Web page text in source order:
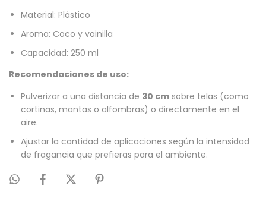
Material: Plástico
Aroma: Coco y vainilla
Capacidad: 250 ml
Recomendaciones de uso:
Pulverizar a una distancia de 30 cm sobre telas (como
cortinas, mantas o alfombras) o directamente en el
aire.
Ajustar la cantidad de aplicaciones según la intensidad
de fragancia que prefieras para el ambiente.